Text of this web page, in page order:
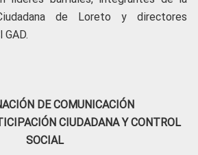
de Loreto y directores
DE COMUNICACIÓN
CIUDADANA Y CONTROL
SOCIAL